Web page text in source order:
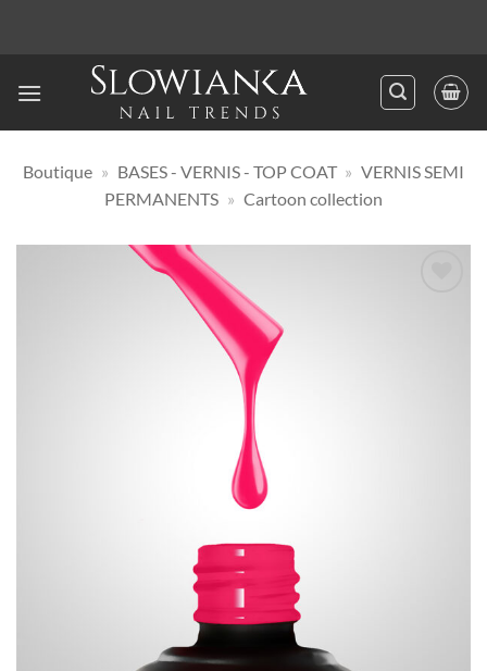
Boutique » BASES - VERNIS - TOP COAT » VERNIS SEMI
PERMANENTS » Cartoon collection